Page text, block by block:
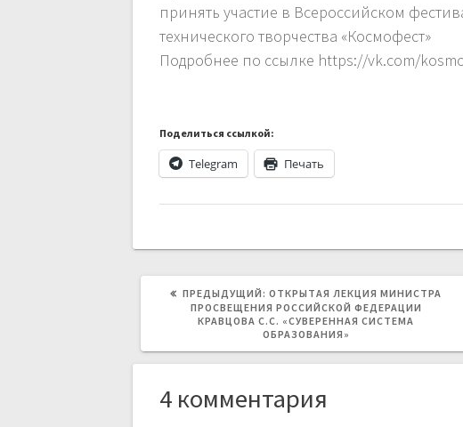
принять участие в Всероссийском
технического творчества «Космофест»
Подробнее по ссылке https://vk.com/
Поделиться ссылкой:
Telegram Печать
ПРЕДЫДУЩИЙ: ПРЕДЫДУЩАЯ
ЗАПИСЬ:
ОТКРЫТАЯ ЛЕКЦИЯ МИНИСТРА
ПРОСВЕЩЕНИЯ РОССИЙСКОЙ ФЕДЕРАЦИИ
КРАВЦОВА С.С. «СУВЕРЕННАЯ СИСТЕМА
ОБРАЗОВАНИЯ»
4 комментария